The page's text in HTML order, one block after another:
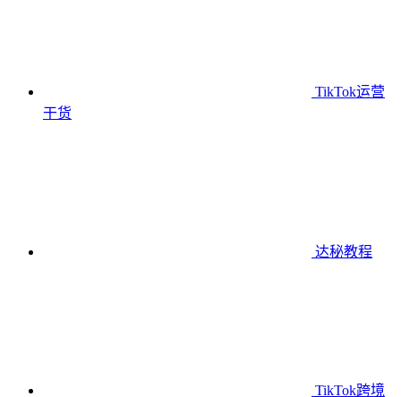
TikTok运营
干货
达秘教程
TikTok跨境